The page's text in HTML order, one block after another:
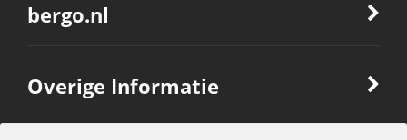
bergo.nl
Overige Informatie